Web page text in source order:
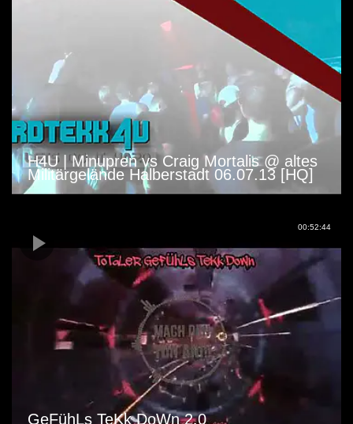
H4U | Minupren vs Craig Mortalis @ altes
Militärgelände Halberstadt 06.07.13 [HQ]
00:52:44
GeFühLs TeKk DoWn 2.0